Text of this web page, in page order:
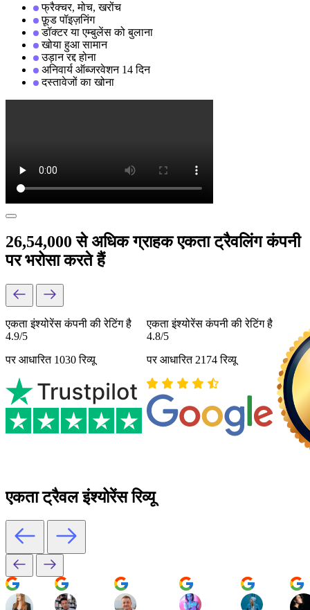
फ्रैक्चर, मोच, खरोंच
फ़ूड पॉइज़निंग
डॉक्टर या एम्बुलेंस को बुलाना
खोया हुआ सामान
उड़ान रद्द होना
अनिवार्य ऑब्जरवेशन 14 दिन
दस्तावेजों का खोना
26,54,000 से अधिक ग्राहक एकता ट्रैवलिंग कंपनी
पर भरोसा करते हैं
एकता इंश्योरेंस कंपनी की रेटिंग है
4.9/5
पर आधारित 1030 रिव्यू
एकता इंश्योरेंस कंपनी की रेटिंग है
4.8/5
पर आधारित 2174 रिव्यू
एकता ट्रैवल इंश्योरेंस रिव्यू